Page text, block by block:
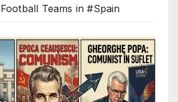
Teams in #Spain